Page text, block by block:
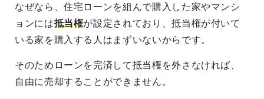
なぜなら、住宅ローンを組んで購入した家やマンシ
ョンには抵当権が設定されており、抵当権が付いて
いる家を購入する人はまずいないからです。
そのためローンを完済して抵当権を外さなければ、
自由に売却することができません。